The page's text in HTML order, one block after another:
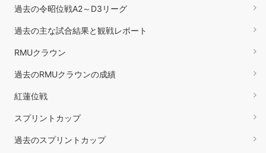
過去の令昭位戦A2～D3リーグ
過去の主な試合結果と観戦レポート
RMUクラウン
過去のRMUクラウンの成績
紅蓮位戦
スプリントカップ
過去のスプリントカップ